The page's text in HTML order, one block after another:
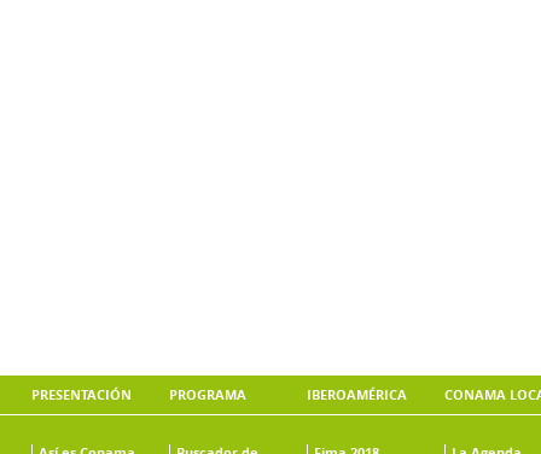
PRESENTACIÓN PROGRAMA IBEROAMÉRICA CONAMA